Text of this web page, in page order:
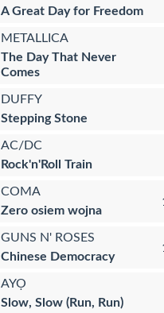
A Great Day for Freedom
METALLICA
The Day That Never
Comes
DUFFY
Stepping Stone
AC/DC
Rock'n'Roll Train
COMA
Zero osiem wojna
GUNS N' ROSES
Chinese Democracy
AYỌ
Slow, Slow (Run, Run)